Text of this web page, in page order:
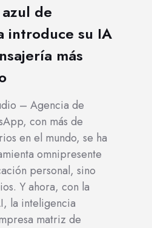
de
introduce su IA
más
– Agencia de
con más de
en el mundo, se ha
omnipresente
personal, sino
Y ahora, con la
la inteligencia
matriz de